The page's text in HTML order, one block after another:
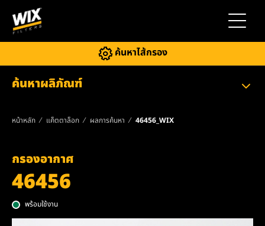
สลับการ
ค้นหาไส้กรอง
ค้นหาผลิภัณฑ์
หน้าหลัก แค็ตตาล็อก ผลการค้นหา 46456_WIX
กรองอากาศ
46456
พร้อมใช้งาน